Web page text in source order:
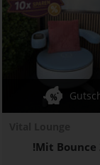
!Mit